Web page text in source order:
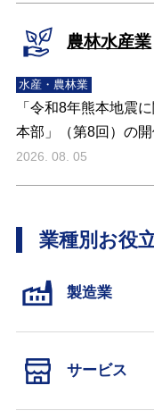
農林水産業
水産・農林業
「令和8年熊本地震
本部」（第8回）の
2026. 08. 05
業種別お役
製造業
サービス